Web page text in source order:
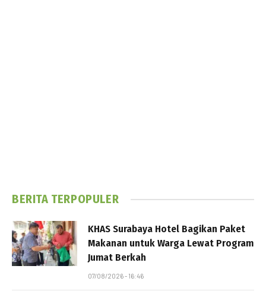
BERITA TERPOPULER
KHAS Surabaya Hotel Bagikan Paket
Makanan untuk Warga Lewat Program
Jumat Berkah
07/08/2026 - 16:46